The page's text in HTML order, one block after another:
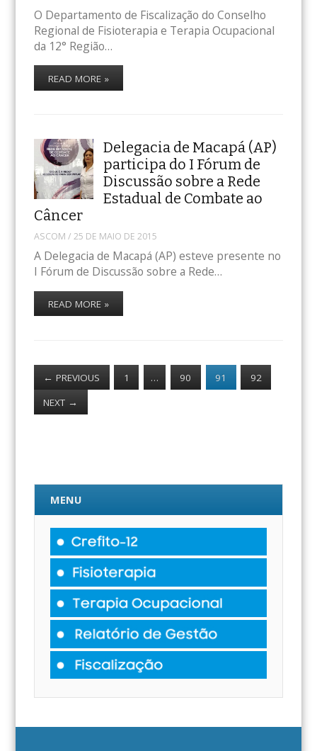
O Departamento de Fiscalização do Conselho
Regional de Fisioterapia e Terapia Ocupacional
da 12° Região…
READ MORE »
Delegacia de Macapá (AP)
participa do I Fórum de
Discussão sobre a Rede
Estadual de Combate ao
Câncer
ASCOM / 25 DE MAIO DE 2015
A Delegacia de Macapá (AP) esteve presente no
I Fórum de Discussão sobre a Rede…
READ MORE »
← PREVIOUS 1 … 90 91
92
NEXT →
MENU